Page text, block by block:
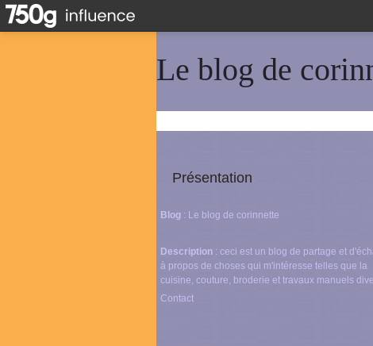
Le blog de
Présentation
Blog : Le blog de corinnette
Description : ceci est un blog de partage et
à propos de choses qui m'intéresse telles que la
cuisine, couture, broderie et travaux manuels
Contact